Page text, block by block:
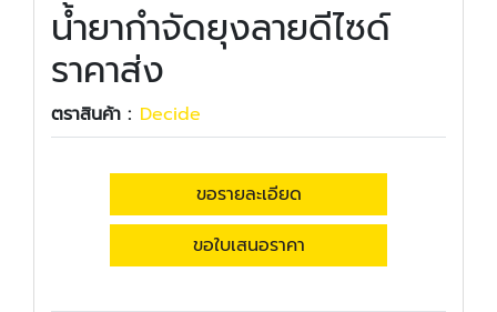
น้ำยากำจัดยุงลายดีไซด์
ราคาส่ง
ตราสินค้า : Decide
ขอรายละเอียด
ขอใบเสนอราคา